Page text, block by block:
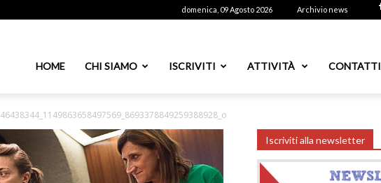
domenica, 09 Agosto 2026 Archivio news
HOME CHI SIAMO ISCRIVITI ATTIVITÀ CONTATTI
46438344_1149863658497569_8693378849259388928_o
Iscriviti alla newsletter